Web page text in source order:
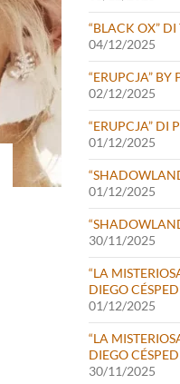
“BLACK OX” DI
04/12/2025
“ERUPCJA” BY
02/12/2025
“ERUPCJA” DI
01/12/2025
01/12/2025
30/11/2025
“LA
DIEGO
01/12/2025
“LA
DIEGO
30/11/2025